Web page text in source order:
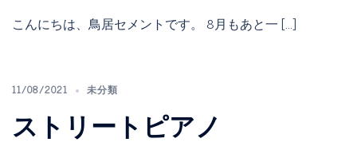
こんにちは、鳥居セメントです。 8月もあと一 […]
11/08/2021 未分類
ストリートピアノ